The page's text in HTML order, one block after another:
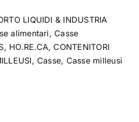
LIQUIDI & INDUSTRIA
alimentari, Casse
, HO.RE.CA, CONTENITORI
, Casse, Casse milleusi